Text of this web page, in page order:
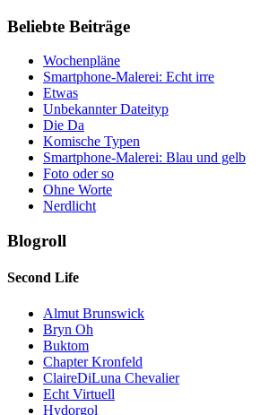
Beliebte Beiträge
Wochenpläne
Smartphone-Malerei: Echt irre
Etwas
Unbekannter Dateityp
Die Da
Komische Typen
Smartphone-Malerei: Blau und gelb
Foto oder so
Ohne Worte
Nerdlicht
Blogroll
Second Life
Almut Brunswick
Bryn Oh
Buktom
Chapter Kronfeld
ClaireDiLuna Chevalier
Echt Virtuell
Hydorgol